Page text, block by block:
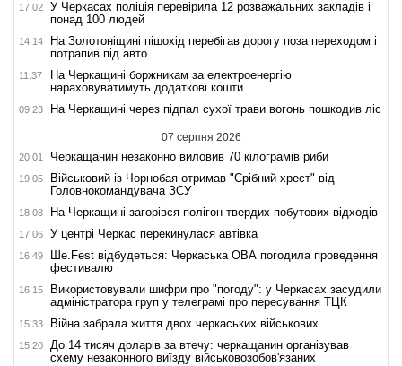
17:02
У Черкасах поліція перевірила 12 розважальних закладів і
понад 100 людей
14:14
На Золотоніщині пішохід перебігав дорогу поза переходом і
потрапив під авто
11:37
На Черкащині боржникам за електроенергію
нараховуватимуть додаткові кошти
09:23 На Черкащині через підпал сухої трави вогонь пошкодив ліс
07 серпня 2026
20:01 Черкащанин незаконно виловив 70 кілограмів риби
19:05
Військовий із Чорнобая отримав "Срібний хрест" від
Головнокомандувача ЗСУ
18:08 На Черкащині загорівся полігон твердих побутових відходів
17:06 У центрі Черкас перекинулася автівка
16:49
Ше.Fest відбудеться: Черкаська ОВА погодила проведення
фестивалю
16:15
Використовували шифри про "погоду": у Черкасах засудили
адміністратора груп у телеграмі про пересування ТЦК
15:33 Війна забрала життя двох черкаських військових
15:20
До 14 тисяч доларів за втечу: черкащанин організував
схему незаконного виїзду військовозобов'язаних